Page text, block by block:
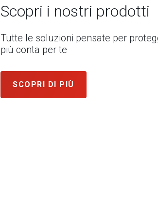
Scopri i nostri prodotti
Tutte le soluzioni pensate per
più conta per te
SCOPRI DI PIÙ